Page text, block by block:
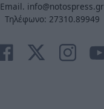
Email. info@notospress.gr
Τηλέφωνο: 27310.89949